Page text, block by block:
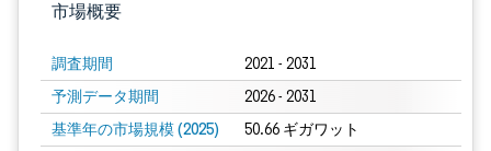
市場概要
調査期間 2021 - 2031
予測データ期間 2026 - 2031
基準年の市場規模 (2025) 50.66 ギガワット